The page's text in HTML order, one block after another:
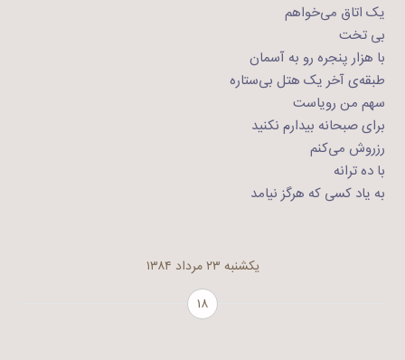
یک اتاق می‌خواهم
بی تخت
با هزار پنجره رو به آسمان
طبقه‌ی آخر یک هتل بی‌ستاره
سهم من رویاست
برای صبحانه بیدارم نکنید
رزروش می‌کنم
با ده ترانه
به یاد کسی که هرگز نیامد
یکشنبه ۲۳ مرداد ۱۳۸۴
۱۸